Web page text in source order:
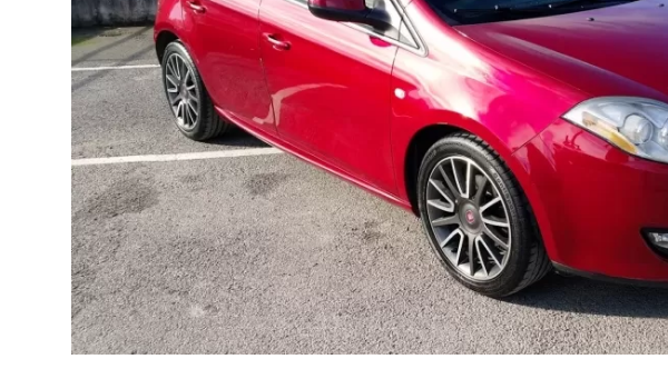
Lastik & Jant
Yağlar & Sıvılar
LPG & Yakıt
Elektrik & Akü
Klima & Konfor
Aydınlatma & Görüş
Şanzıman & Aktarma